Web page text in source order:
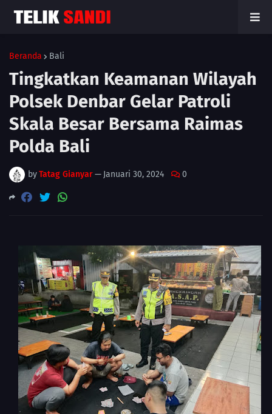
Beranda Bali
Tingkatkan Keamanan Wilayah
Polsek Denbar Gelar Patroli
Skala Besar Bersama Raimas
Polda Bali
byTatag Gianyar— Januari 30, 2024 0